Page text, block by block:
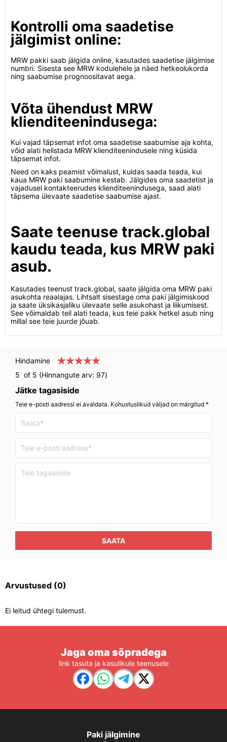
Kontrolli oma saadetise
jälgimist online:
MRW pakki saab jälgida online, kasutades saadetise jälgimise
numbri. Sisesta see MRW kodulehele ja näed hetkeolukorda
ning saabumise prognoositavat aega.
Võta ühendust MRW
klienditeenindusega:
Kui vajad täpsemat infot oma saadetise saabumise aja kohta,
võid alati helistada MRW klienditeenindusele ning küsida
täpsemat infot.
Need on kaks peamist võimalust, kuidas saada teada, kui
kaua MRW paki saabumine kestab. Jälgides oma saadetist ja
vajadusel kontakteerudes klienditeenindusega, saad alati
täpsema ülevaate saadetise saabumise ajast.
Saate teenuse track.global
kaudu teada, kus MRW paki
asub.
Kasutades teenust track.global, saate jälgida oma MRW paki
asukohta reaalajas. Lihtsalt sisestage oma paki jälgimiskood
ja saate üksikasjaliku ülevaate selle asukohast ja liikumisest.
See võimaldab teil alati teada, kus teie pakk hetkel asub ning
millal see teie juurde jõuab.
Hindamine
5 of 5 (Hinnangute arv: 97)
Jätke tagasiside
Teie e-posti aadressi ei avaldata. Kohustuslikud väljad on märgitud *
SAATA
Arvustused (0)
Ei leitud ühtegi tulemust.
Jaga oma sõpradega
link tasuta ja kasulikule teenusele
Paki jälgimine